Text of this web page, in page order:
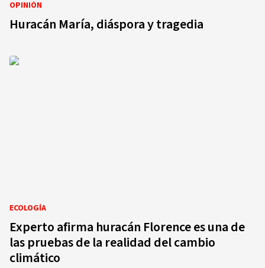
OPINIÓN
Huracán María, diáspora y tragedia
ECOLOGÍA
Experto afirma huracán Florence es una de
las pruebas de la realidad del cambio
climático